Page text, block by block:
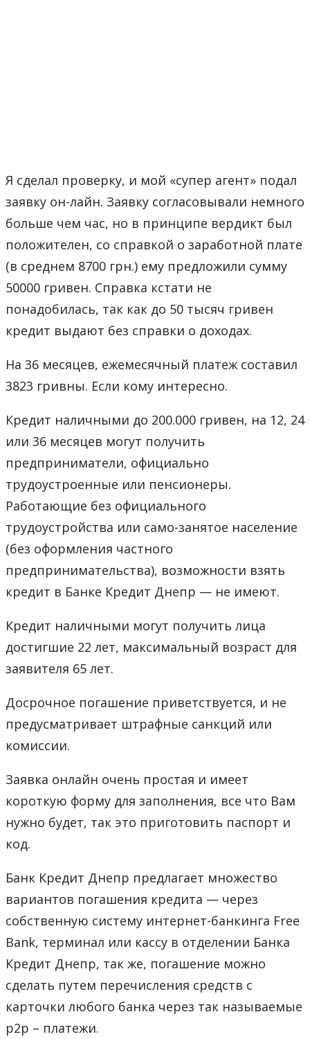
Я сделал проверку, и мой «супер агент» подал
заявку он-лайн. Заявку согласовывали немного
больше чем час, но в принципе вердикт был
положителен, со справкой о заработной плате
(в среднем 8700 грн.) ему предложили сумму
50000 гривен. Справка кстати не
понадобилась, так как до 50 тысяч гривен
кредит выдают без справки о доходах.
На 36 месяцев, ежемесячный платеж составил
3823 гривны. Если кому интересно.
Кредит наличными до 200.000 гривен, на 12, 24
или 36 месяцев могут получить
предприниматели, официально
трудоустроенные или пенсионеры.
Работающие без официального
трудоустройства или само-занятое население
(без оформления частного
предпринимательства), возможности взять
кредит в Банке Кредит Днепр — не имеют.
Кредит наличными могут получить лица
достигшие 22 лет, максимальный возраст для
заявителя 65 лет.
Досрочное погашение приветствуется, и не
предусматривает штрафные санкций или
комиссии.
Заявка онлайн очень простая и имеет
короткую форму для заполнения, все что Вам
нужно будет, так это приготовить паспорт и
код.
Банк Кредит Днепр предлагает множество
вариантов погашения кредита — через
собственную систему интернет-банкинга Free
Bank, терминал или кассу в отделении Банка
Кредит Днепр, так же, погашение можно
сделать путем перечисления средств с
карточки любого банка через так называемые
р2р – платежи.